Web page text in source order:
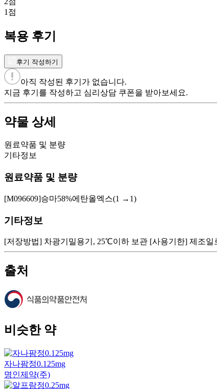
1 점
복용 후기
후기 작성하기
아직 작성된 후기가 없습니다.
지금 후기를 작성하고 심리상담 쿠폰을 받아보세요.
약물 상세
원료약품 및 분량
기타정보
원료약품 및 분량
[M096609]승마58%에탄올엑스(1 →1)
기타정보
[저장방법] 차광기밀용기, 25℃이하 보관 [사용기한] 제조일
출처
비슷한 약
자나팜정0.125mg
명인제약(주)